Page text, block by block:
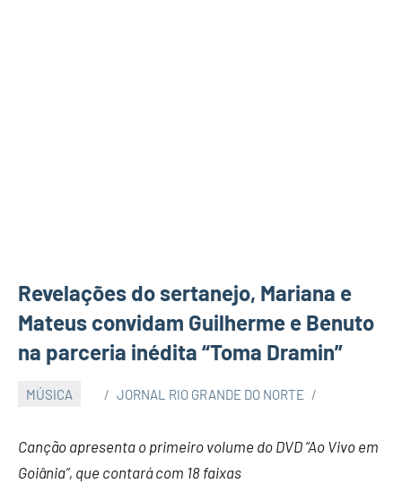
Revelações do sertanejo, Mariana e
Mateus convidam Guilherme e Benuto
na parceria inédita “Toma Dramin”
MÚSICA JORNAL RIO GRANDE DO NORTE
Canção apresenta o primeiro volume do DVD “Ao Vivo em
Goiânia”, que contará com 18 faixas